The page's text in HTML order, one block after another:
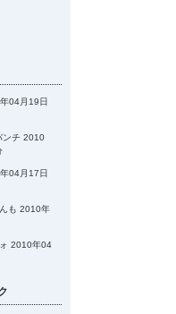
04月19日
チ 2010
04月17日
も 2010年
2010年04